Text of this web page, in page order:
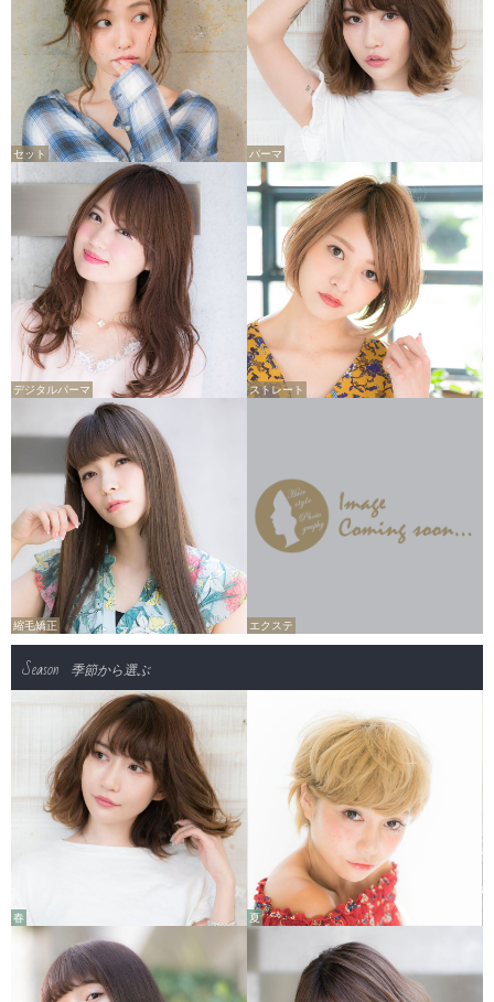
セット パーマ
デジタルパーマ ストレート
縮毛矯正 エクステ
Season 季節から選ぶ
春 夏